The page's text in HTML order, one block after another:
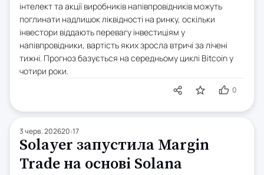
інтелект та акції виробників напівпровідників можуть
поглинати надлишок ліквідності на ринку, оскільки
інвестори віддають перевагу інвестиціям у
напівпровідники, вартість яких зросла втричі за лічені
тижні. Прогноз базується на середньому циклі Bitcoin у
чотири роки.
0
3 черв. 202620:17
Solayer запустила Margin
Trade на основі Solana